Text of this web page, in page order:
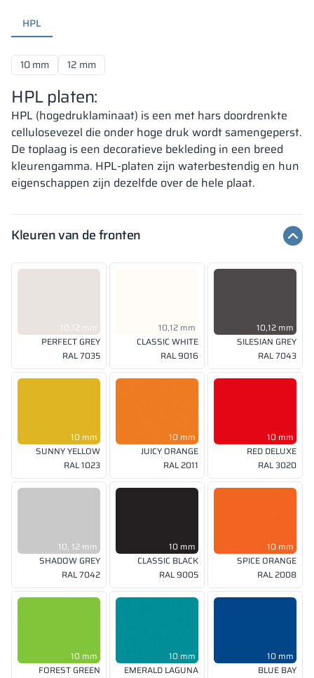
HPL
10 mm 12 mm
HPL platen:
HPL (hogedruklaminaat) is een met hars doordrenkte
cellulosevezel die onder hoge druk wordt samengeperst.
De toplaag is een decoratieve bekleding in een breed
kleurengamma. HPL-platen zijn waterbestendig en hun
eigenschappen zijn dezelfde over de hele plaat.
Kleuren van de fronten
10,12 mm
PERFECT GREY
RAL 7035
10,12 mm
CLASSIC WHITE
RAL 9016
10,12 mm
SILESIAN GREY
RAL 7043
10 mm
SUNNY YELLOW
RAL 1023
10 mm
JUICY ORANGE
RAL 2011
10 mm
RED DELUXE
RAL 3020
10, 12 mm
SHADOW GREY
RAL 7042
10 mm
CLASSIC BLACK
RAL 9005
10 mm
SPICE ORANGE
RAL 2008
10 mm
FOREST GREEN
10 mm
EMERALD LAGUNA
10 mm
BLUE BAY